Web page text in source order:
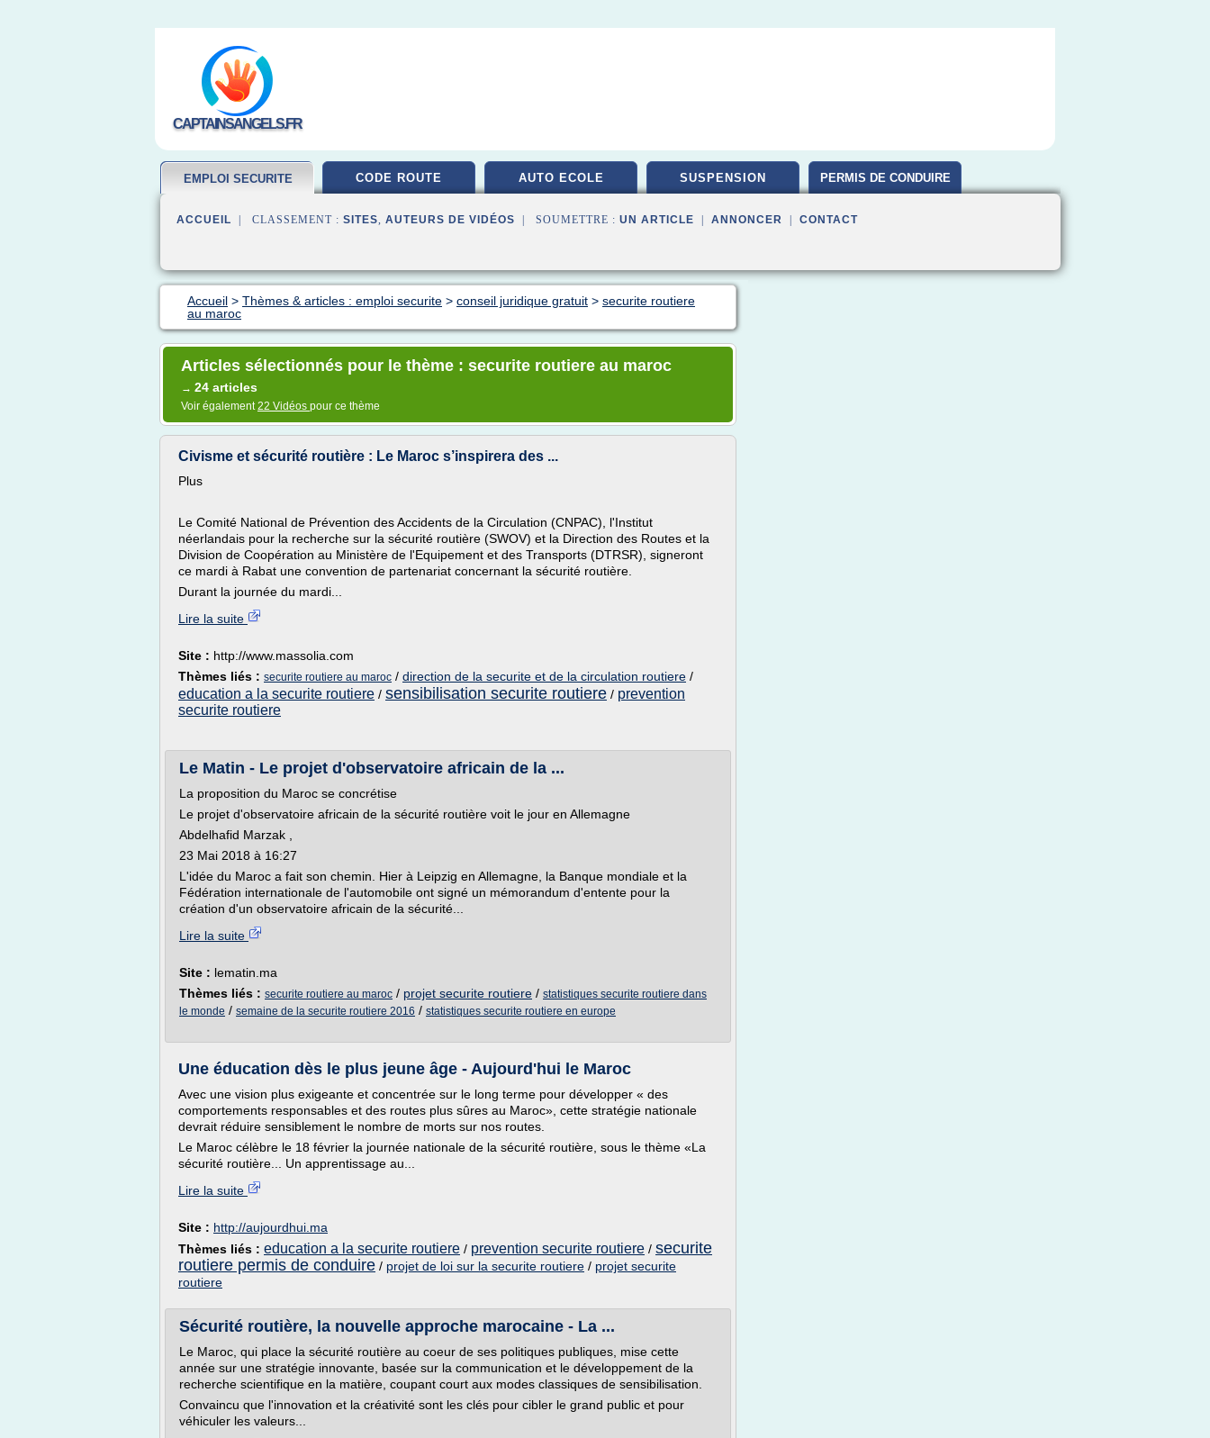
CAPTAINSANGELS.FR
EMPLOI SECURITE CODE ROUTE AUTO ECOLE SUSPENSION PERMIS DE CONDUIRE
ACCUEIL | CLASSEMENT : SITES, AUTEURS DE VIDÉOS | SOUMETTRE : UN ARTICLE ANNONCER CONTACT
Accueil > Thèmes & articles : emploi securite > conseil juridique gratuit > securite routiere
au maroc
Articles sélectionnés pour le thème : securite routiere au maroc
→ 24 articles
Voir également22 Vidéos pour ce thème
Civisme et sécurité routière : Le Maroc s’inspirera des ...
Plus
Le Comité National de Prévention des Accidents de la Circulation (CNPAC), l'Institut
néerlandais pour la recherche sur la sécurité routière (SWOV) et la Direction des Routes et la
Division de Coopération au Ministère de l'Equipement et des Transports (DTRSR), signeront
ce mardi à Rabat une convention de partenariat concernant la sécurité routière.
Durant la journée du mardi...
Lire la suite
Site : http://www.massolia.com
Thèmes liés : securite routiere au maroc / direction de la securite et de la circulation routiere /
education a la securite routiere / sensibilisation securite routiere / prevention
securite routiere
Le Matin - Le projet d'observatoire africain de la ...
La proposition du Maroc se concrétise
Le projet d'observatoire africain de la sécurité routière voit le jour en Allemagne
Abdelhafid Marzak ,
23 Mai 2018 à 16:27
L'idée du Maroc a fait son chemin. Hier à Leipzig en Allemagne, la Banque mondiale et la
Fédération internationale de l'automobile ont signé un mémorandum d'entente pour la
création d'un observatoire africain de la sécurité...
Lire la suite
Site : lematin.ma
Thèmes liés : securite routiere au maroc / projet securite routiere / statistiques securite routiere dans
le monde / semaine de la securite routiere 2016 / statistiques securite routiere en europe
Une éducation dès le plus jeune âge - Aujourd'hui le Maroc
Avec une vision plus exigeante et concentrée sur le long terme pour développer « des
comportements responsables et des routes plus sûres au Maroc», cette stratégie nationale
devrait réduire sensiblement le nombre de morts sur nos routes.
Le Maroc célèbre le 18 février la journée nationale de la sécurité routière, sous le thème «La
sécurité routière... Un apprentissage au...
Lire la suite
Site : http://aujourdhui.ma
Thèmes liés : education a la securite routiere / prevention securite routiere / securite
routiere permis de conduire / projet de loi sur la securite routiere / projet securite
routiere
Sécurité routière, la nouvelle approche marocaine - La ...
Le Maroc, qui place la sécurité routière au coeur de ses politiques publiques, mise cette
année sur une stratégie innovante, basée sur la communication et le développement de la
recherche scientifique en la matière, coupant court aux modes classiques de sensibilisation.
Convaincu que l'innovation et la créativité sont les clés pour cibler le grand public et pour
véhiculer les valeurs...